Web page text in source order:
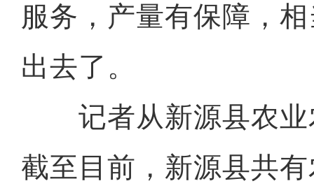
服务，产量有保障，
出去了。
记者从新源县农业
截至目前，新源县共